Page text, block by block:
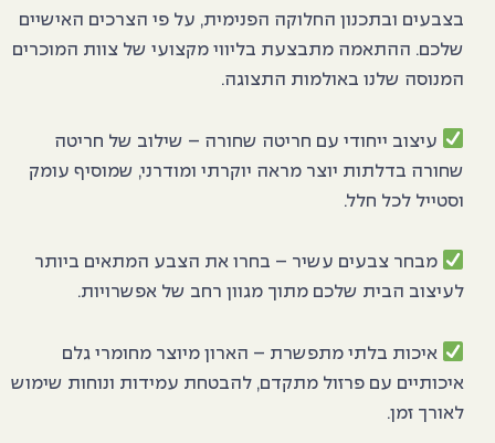
בצבעים ובתכנון החלוקה הפנימית, על פי הצרכים האישיים
שלכם. ההתאמה מתבצעת בליווי מקצועי של צוות המוכרים
המנוסה שלנו באולמות התצוגה.
עיצוב ייחודי עם חריטה שחורה – שילוב של חריטה
שחורה בדלתות יוצר מראה יוקרתי ומודרני, שמוסיף עומק
וסטייל לכל חלל.
מבחר צבעים עשיר – בחרו את הצבע המתאים ביותר
לעיצוב הבית שלכם מתוך מגוון רחב של אפשרויות.
איכות בלתי מתפשרת – הארון מיוצר מחומרי גלם
איכותיים עם פרזול מתקדם, להבטחת עמידות ונוחות שימוש
לאורך זמן.